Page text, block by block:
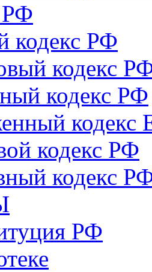
кодекс РФ
кодекс
кодекс РФ
кодекс РФ
кодекс
РФ